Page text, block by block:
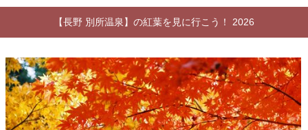
【長野 別所温泉】の紅葉を見に行こう！ 2026